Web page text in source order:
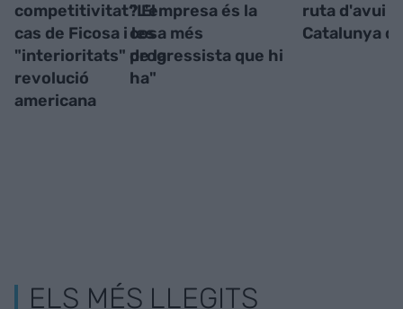
competitivitat? El
cas de Ficosa i les
"interioritats" de la
revolució
americana
"L'empresa és la
cosa més
progressista que hi
ha"
ruta d'avui
Catalunya
ELS MÉS LLEGITS